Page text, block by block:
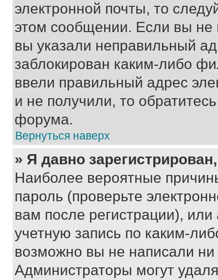
электронной почты, то
этом сообщении. Если вы
вы указали неправильный
заблокирован каким-либо
ввели правильный адрес
и не получили, то
форума.
Вернуться наверх
» Я давно
Наиболее вероятные
пароль (проверьте
вам после регистрации),
учетную запись по каким-
возможно вы не написали
Администраторы могут